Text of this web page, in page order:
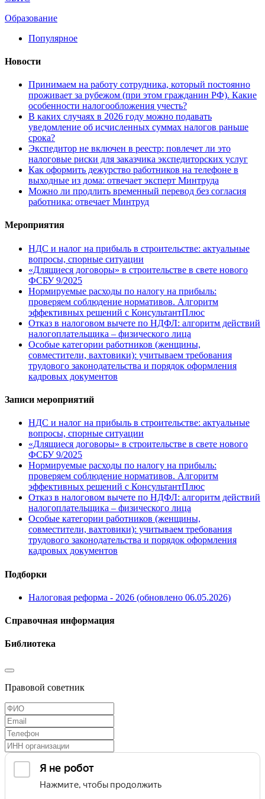
Образование
Популярное
Новости
Принимаем на работу сотрудника, который постоянно
проживает за рубежом (при этом гражданин РФ). Какие
особенности налогообложения учесть?
В каких случаях в 2026 году можно подавать
уведомление об исчисленных суммах налогов раньше
срока?
Экспедитор не включен в реестр: повлечет ли это
налоговые риски для заказчика экспедиторских услуг
Как оформить дежурство работников на телефоне в
выходные из дома: отвечает эксперт Минтруда
Можно ли продлить временный перевод без согласия
работника: отвечает Минтруд
Мероприятия
НДС и налог на прибыль в строительстве: актуальные
вопросы, спорные ситуации
«Длящиеся договоры» в строительстве в свете нового
ФСБУ 9/2025
Нормируемые расходы по налогу на прибыль:
проверяем соблюдение нормативов. Алгоритм
эффективных решений с КонсультантПлюс
Отказ в налоговом вычете по НДФЛ: алгоритм действий
налогоплательщика – физического лица
Особые категории работников (женщины,
совместители, вахтовики): учитываем требования
трудового законодательства и порядок оформления
кадровых документов
Записи мероприятий
НДС и налог на прибыль в строительстве: актуальные
вопросы, спорные ситуации
«Длящиеся договоры» в строительстве в свете нового
ФСБУ 9/2025
Нормируемые расходы по налогу на прибыль:
проверяем соблюдение нормативов. Алгоритм
эффективных решений с КонсультантПлюс
Отказ в налоговом вычете по НДФЛ: алгоритм действий
налогоплательщика – физического лица
Особые категории работников (женщины,
совместители, вахтовики): учитываем требования
трудового законодательства и порядок оформления
кадровых документов
Подборки
Налоговая реформа - 2026 (обновлено 06.05.2026)
Справочная информация
Библиотека
Правовой советник